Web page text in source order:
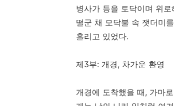
병사가 등을 토닥이며 위
떨군 채 모닥불 속 잿더미
흘리고 있었다.
제3부: 개경, 차가운 환영
개경에 도착했을 때, 가마